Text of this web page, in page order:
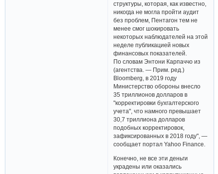
структуры, которая, как известно,
никогда не могла пройти аудит
без проблем, Пентагон тем не
менее смог шокировать
некоторых наблюдателей на этой
неделе публикацией новых
финансовых показателей.
По словам Энтони Карпаччо из
(агентства. — Прим. ред.)
Bloomberg, в 2019 году
Министерство обороны внесло
35 триллионов долларов в
"корректировки бухгалтерского
учета", что намного превышает
30,7 триллиона долларов
подобных корректировок,
зафиксированных в 2018 году", —
сообщает портал Yahoo Finance.
Конечно, не все эти деньги
украдены или оказались